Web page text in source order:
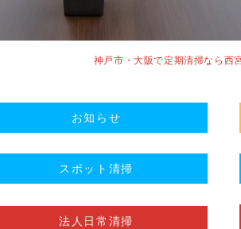
神戸市・大阪で定期清掃なら西
お知らせ
スポット清掃
法人日常清掃